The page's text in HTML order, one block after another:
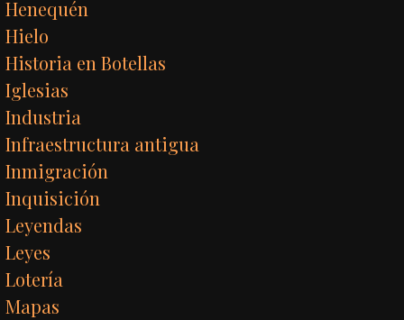
Henequén
Hielo
Historia en Botellas
Iglesias
Industria
Infraestructura antigua
Inmigración
Inquisición
Leyendas
Leyes
Lotería
Mapas